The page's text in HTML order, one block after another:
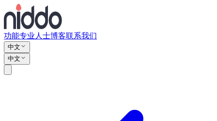
功能专业人士博客联系我们
中文
中文